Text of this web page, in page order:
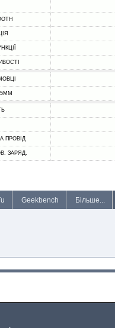
ПРОВІД
ЗАРЯД.
Geekbench Більше...